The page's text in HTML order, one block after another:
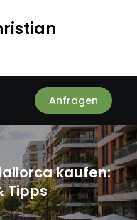
Anfragen
kaufen:
Tipps